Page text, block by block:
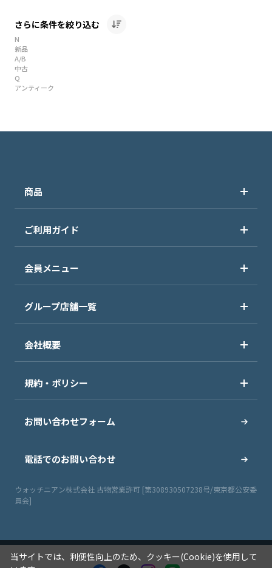
さらに条件を絞り込む
N
新品
A/B
中古
Q
アンティーク
商品
ご利用ガイド
会員メニュー
グループ店舗一覧
会社概要
規約・ポリシー
お問い合わせフォーム
電話でのお問い合わせ
ウォッチニアン株式会社 古物営業許可 [第308930507238号/東京都公安委
員会]
当サイトでは、利便性向上のため、クッキー(Cookie)を使用して